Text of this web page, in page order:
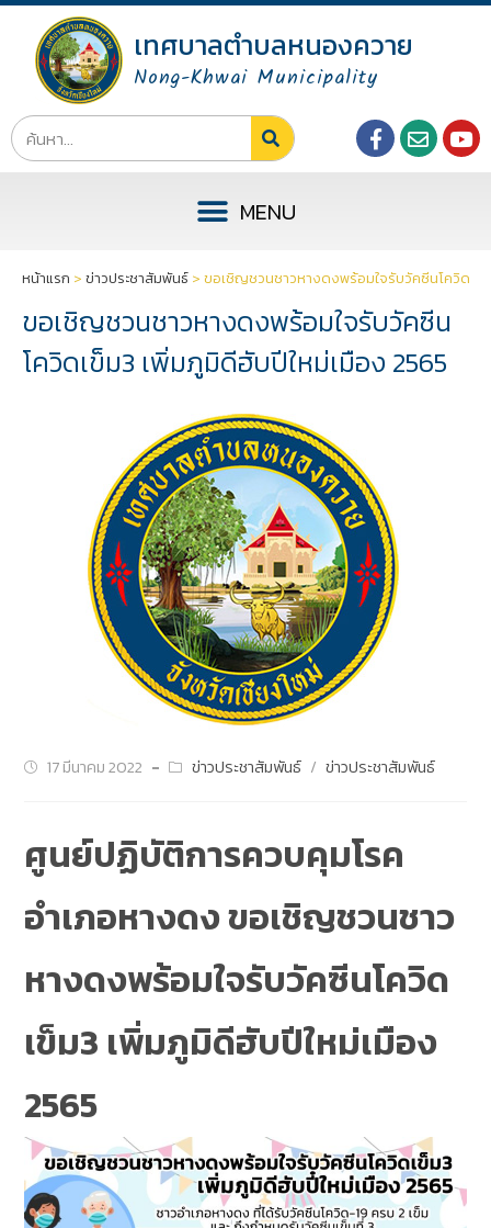
เทศบาลตำบลหนองควาย
Nong-Khwai Municipality
หน้าแรก > ข่าวประชาสัมพันธ์ > ขอเชิญชวนชาวหางดงพร้อมใจรับวัคซีนโควิดเข็
ขอเชิญชวนชาวหางดงพร้อมใจรับวัคซีน
โควิดเข็ม3 เพิ่มภูมิดีฮับปีใหม่เมือง 2565
17 มีนาคม 2022 ข่าวประชาสัมพันธ์ / ข่าวประชาสัมพันธ์
ศูนย์ปฏิบัติการควบคุมโรค
อำเภอหางดง ขอเชิญชวนชาว
หางดงพร้อมใจรับวัคซีนโควิด
เข็ม3 เพิ่มภูมิดีฮับปีใหม่เมือง
2565